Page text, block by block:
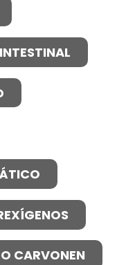
CARVONEN